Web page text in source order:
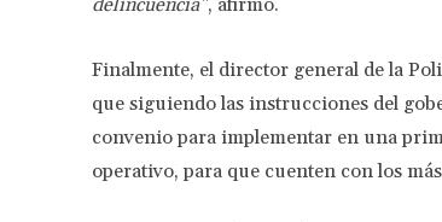
Finalmente, el director general de la
que siguiendo las instrucciones del
convenio para implementar en una
operativo, para que cuenten con los